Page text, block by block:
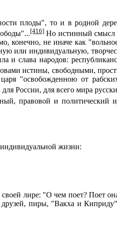
плоды", то и в родной
[416]Но истинный смысл
конечно, не иначе как
или индивидуальную,
и слава народов:
истины, свободными,
"освобожденною от
для России, для всего мира
правовой и политический
жизни:
лире: "О чем поет? Поет
пиры, "Вакха и